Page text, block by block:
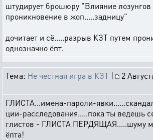
штудирует брошюру "Влияние лозунгов
проникновение в жоп.....задницу"
дочитает и сё.....разрыв КЗТ путем
однозначно ёпт.
Тема: Не честная игра в КЗТ |
2
ГЛИСТА...имена-пароли-
ции-расследования.....пока ты ведешь
глистов - ГЛИСТА ПЕРДЯЩАЯ.....шуму
ёпта!